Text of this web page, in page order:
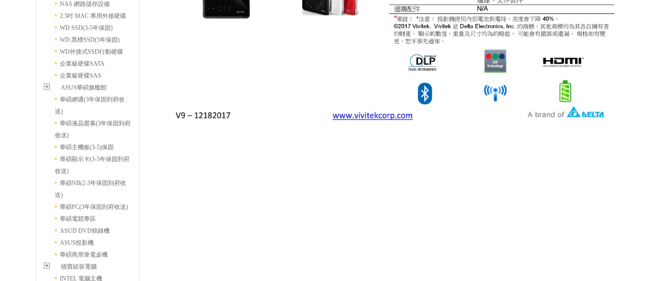
NAS 網路儲存設備
2.5吋 MAC 專用外接硬碟
WD SSD(3-5年保固)
WD 黑標SSD(5年保固)
WD外接式SSD行動硬碟
企業級硬碟SATA
企業級硬碟SAS
ASUS華碩旗艦館
華碩網通(3年保固到府收
送)
華碩液晶螢幕(3年保固到府
收送)
華碩主機板(3-5)保固
華碩顯示卡(3-5年保固到府
收送)
華碩NB(2-3年保固到府收
送)
華碩PC(3年保固到府收送)
華碩電競專區
ASUD DVD燒錄機
ASUS投影機
華碩商用筆電桌機
德寶組裝電腦
INTEL 電腦主機